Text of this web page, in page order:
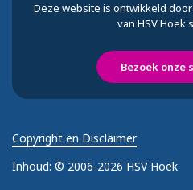
Deze website is ontwikkeld
van HSV Hoek
Bezoek onze
Inhoud: © 2006-2026 HSV Hoek
Copyright en Disclaimer